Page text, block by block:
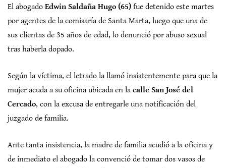
El abogado Edwin Saldaña Hugo (65) fue detenido este martes
por agentes de la comisaría de Santa Marta, luego que una de
sus clientas de 35 años de edad, lo denunció por abuso sexual
tras haberla dopado.
Según la víctima, el letrado la llamó insistentemente para que la
mujer acuda a su oficina ubicada en la calle San José del
Cercado, con la excusa de entregarle una notificación del
juzgado de familia.
Ante tanta insistencia, la madre de familia acudió a la oficina y
de inmediato el abogado la convenció de tomar dos vasos de